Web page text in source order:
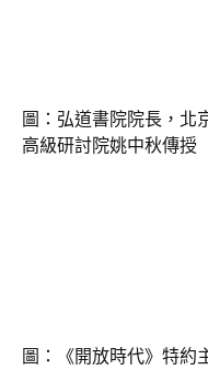
圖：弘道書院院長，北
高級研討院姚中秋傳授
圖：《開放時代》特約